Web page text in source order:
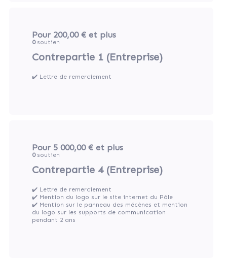
Pour 200,00 € et plus
0soutien
Contrepartie 1 (Entreprise)
✔️ Lettre de remerciement
Pour 5 000,00 € et plus
0soutien
Contrepartie 4 (Entreprise)
✔️ Lettre de remerciement
✔️ Mention du logo sur le site internet du Pôle
✔️ Mention sur le panneau des mécènes et mention
du logo sur les supports de communication
pendant 2 ans